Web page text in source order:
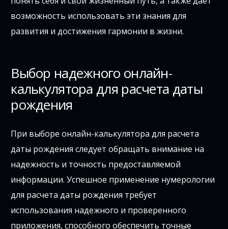
возможность использовать эти знания для
развития и достижения гармонии в жизни.
Выбор надежного онлайн-
калькулятора для расчета даты
рождения
При выборе онлайн-калькулятора для расчета
даты рождения следует обращать внимание на
надежность и точность предоставляемой
информации. Успешное применение нумерологии
для расчета даты рождения требует
использования надежного и проверенного
приложения, способного обеспечить точные